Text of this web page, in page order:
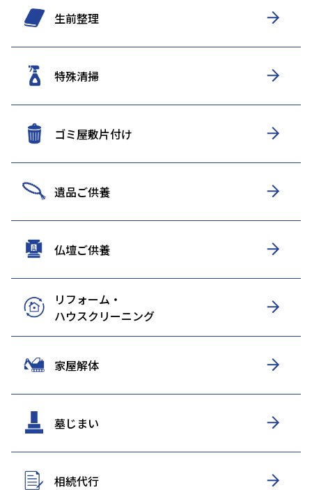
生前整理
特殊清掃
ゴミ屋敷片付け
遺品ご供養
仏壇ご供養
リフォーム・
ハウスクリーニング
家屋解体
墓じまい
相続代行